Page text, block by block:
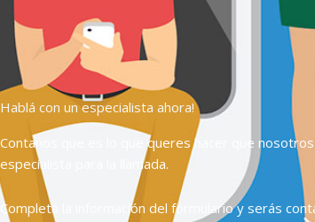
Hablá con un especialista ahora!
Contanos que es lo que queres hacer que
especialista para la llamada.
Completá la información del formulario y serás